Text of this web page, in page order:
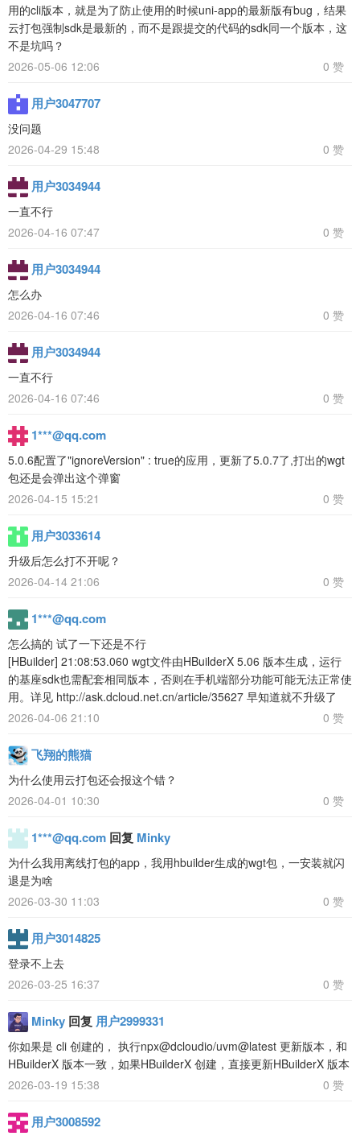
用的cli版本，就是为了防止使用的时候uni-app的最新版有bug，结果
云打包强制sdk是最新的，而不是跟提交的代码的sdk同一个版本，这
不是坑吗？
2026-05-06 12:06
0 赞
用户3047707
没问题
2026-04-29 15:48
0 赞
用户3034944
一直不行
2026-04-16 07:47
0 赞
用户3034944
怎么办
2026-04-16 07:46
0 赞
用户3034944
一直不行
2026-04-16 07:46
0 赞
1***@qq.com
5.0.6配置了"ignoreVersion" : true的应用，更新了5.0.7了,打出的wgt
包还是会弹出这个弹窗
2026-04-15 15:21
0 赞
用户3033614
升级后怎么打不开呢？
2026-04-14 21:06
0 赞
1***@qq.com
怎么搞的 试了一下还是不行
[HBuilder] 21:08:53.060 wgt文件由HBuilderX 5.06 版本生成，运行
的基座sdk也需配套相同版本，否则在手机端部分功能可能无法正常使
用。详见 http://ask.dcloud.net.cn/article/35627 早知道就不升级了
2026-04-06 21:10
0 赞
飞翔的熊猫
为什么使用云打包还会报这个错？
2026-04-01 10:30
0 赞
1***@qq.com 回复 Minky
为什么我用离线打包的app，我用hbuilder生成的wgt包，一安装就闪
退是为啥
2026-03-30 11:03
0 赞
用户3014825
登录不上去
2026-03-25 16:37
0 赞
Minky 回复 用户2999331
你如果是 cli 创建的， 执行npx@dcloudio/uvm@latest 更新版本，和
HBuilderX 版本一致，如果HBuilderX 创建，直接更新HBuilderX 版本
2026-03-19 15:38
0 赞
用户3008592